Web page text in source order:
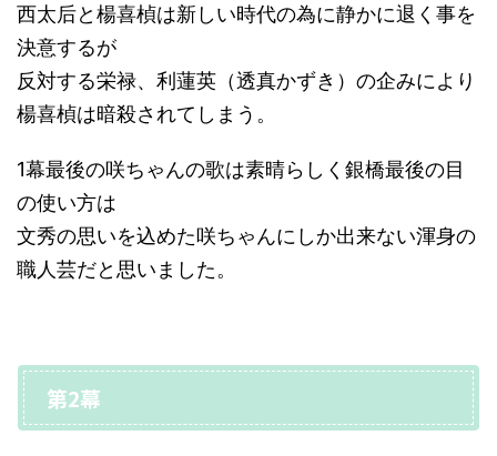
西太后と楊喜楨は新しい時代の為に静かに退く事を
決意するが
反対する栄禄、利蓮英（透真かずき）の企みにより
楊喜楨は暗殺されてしまう。
1幕最後の咲ちゃんの歌は素晴らしく銀橋最後の目
の使い方は
文秀の思いを込めた咲ちゃんにしか出来ない渾身の
職人芸だと思いました。
第2幕